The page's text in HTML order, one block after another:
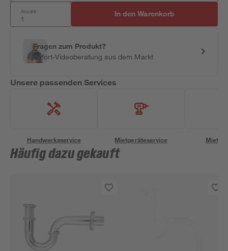
Anzahl: In den Warenkorb
Fragen zum Produkt?
Sofort-Videoberatung aus dem Markt
Unsere passenden Services
Handwerksservice Mietgeräteservice
Häufig dazu gekauft